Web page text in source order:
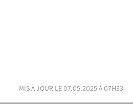
mis à jour le 07.05.2025 à 07h33